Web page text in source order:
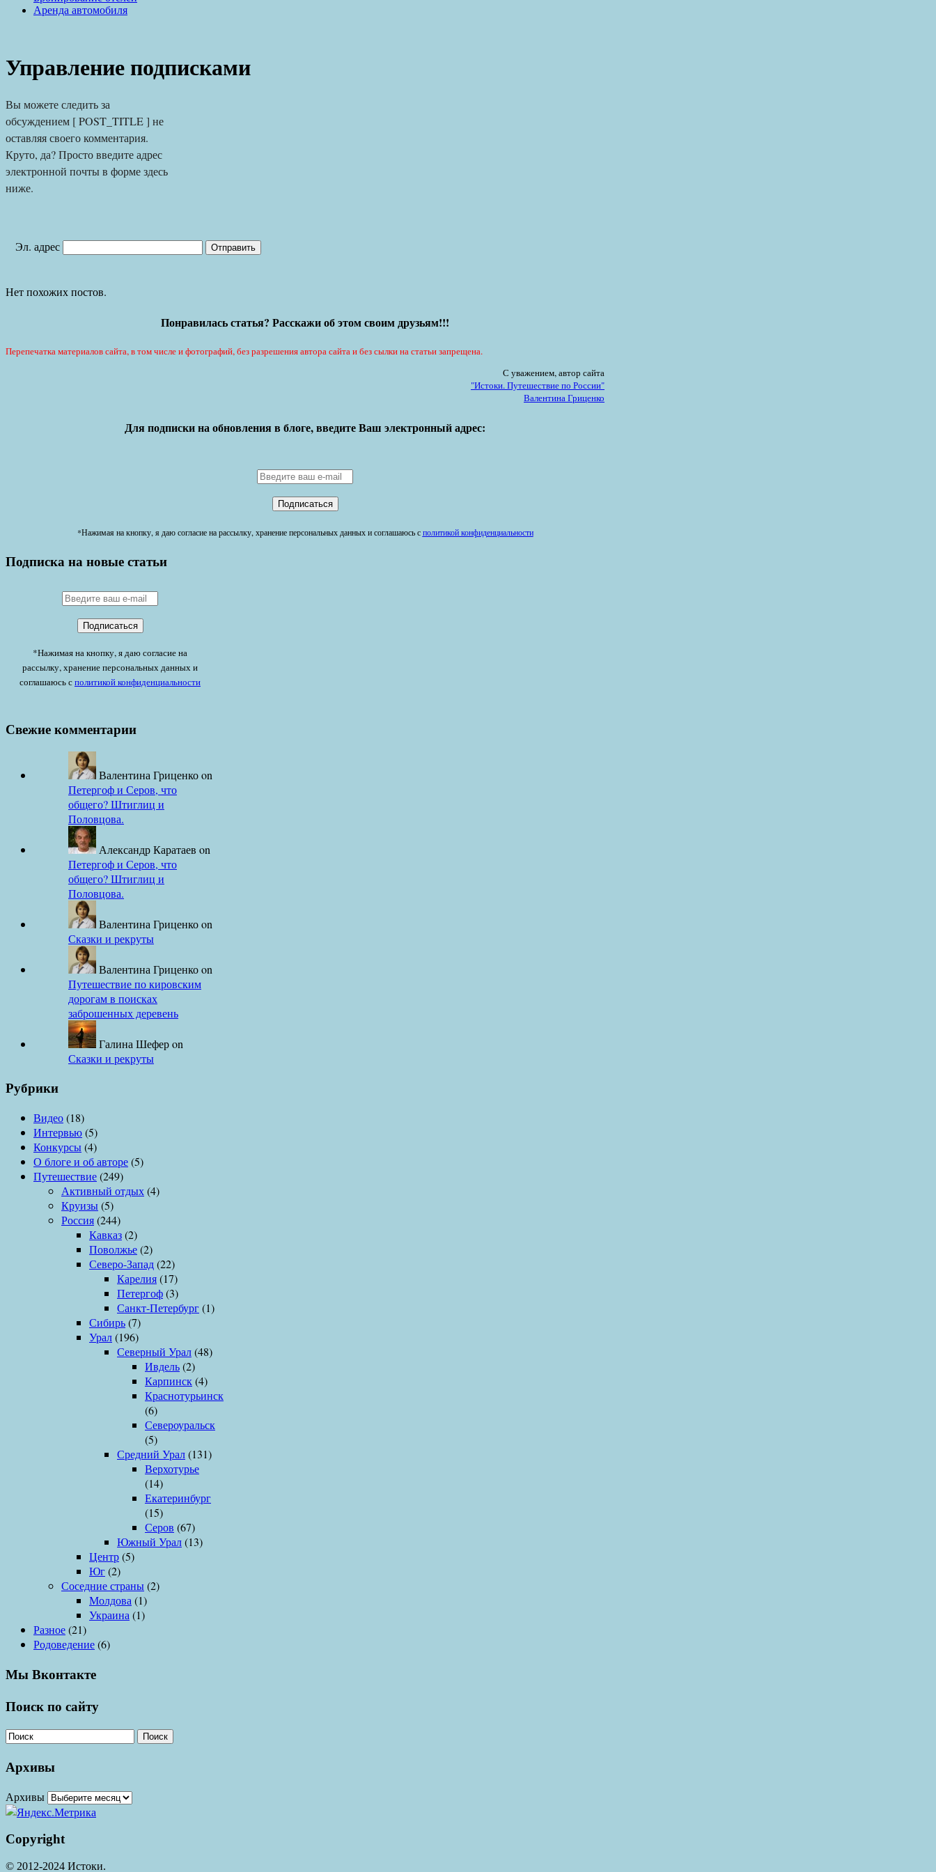
Аренда автомобиля
Управление подписками
Вы можете следить за
обсуждением [ POST_TITLE ] не
оставляя своего комментария.
Круто, да? Просто введите адрес
электронной почты в форме здесь
ниже.
Эл. адрес
Нет похожих постов.
Понравилась статья? Расскажи об этом своим друзьям!!!
Перепечатка материалов сайта, в том числе и фотографий, без разрешения автора сайта и без сылки на статьи запрещена.
С уважением, автор сайта
"Истоки. Путешествие по России"
Валентина Гриценко
Для подписки на обновления в блоге, введите Ваш электронный адрес:
*Нажимая на кнопку, я даю согласие на рассылку, хранение персональных данных и соглашаюсь сполитикой конфиденциальности
Подписка на новые статьи
*Нажимая на кнопку, я даю согласие на
рассылку, хранение персональных данных и
соглашаюсь сполитикой конфиденциальности
Свежие комментарии
Валентина Гриценкоon
Петергоф и Серов, что
общего? Штиглиц и
Половцова.
Александр Каратаев on
Петергоф и Серов, что
общего? Штиглиц и
Половцова.
Валентина Гриценкоon
Сказки и рекруты
Валентина Гриценкоon
Путешествие по кировским
дорогам в поисках
заброшенных деревень
Галина Шеферon
Сказки и рекруты
Рубрики
Видео(18)
Интервью(5)
Конкурсы(4)
О блоге и об авторе(5)
Путешествие(249)
Активный отдых(4)
Круизы(5)
Россия(244)
Кавказ(2)
Поволжье(2)
Северо-Запад(22)
Карелия(17)
Петергоф(3)
Санкт-Петербург(1)
Сибирь(7)
Урал(196)
Северный Урал(48)
Ивдель(2)
Карпинск(4)
Краснотурьинск
(6)
Североуральск
(5)
Средний Урал(131)
Верхотурье
(14)
Екатеринбург
(15)
Серов (67)
Южный Урал(13)
Центр(5)
Юг(2)
Соседние страны(2)
Молдова (1)
Украина (1)
Разное(21)
Родоведение(6)
Мы Вконтакте
Поиск по сайту
Поиск
Архивы
Архивы
Copyright
© 2012-2024 Истоки.